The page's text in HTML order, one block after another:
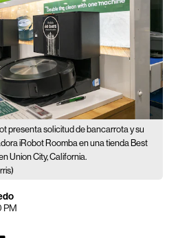
presenta solicitud de bancarrota y su
iRobot Roomba en una tienda Best
Union City, California.
PM